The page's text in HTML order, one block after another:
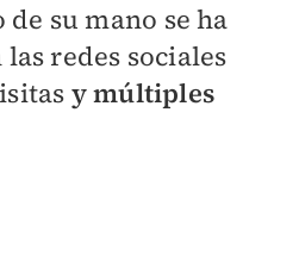
su mano se ha
redes sociales
y múltiples